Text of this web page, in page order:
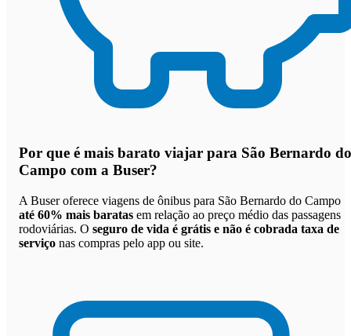
Por que é mais barato viajar para São Bernardo do
Campo com a Buser?
A Buser oferece viagens de ônibus para São Bernardo do Campo
até 60% mais baratas em relação ao preço médio das passagens
rodoviárias. O seguro de vida é grátis e não é cobrada taxa de
serviço nas compras pelo app ou site.